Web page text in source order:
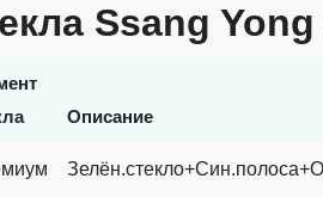
Ssang
Описание